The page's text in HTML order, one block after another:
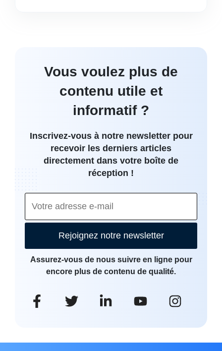
Vous voulez plus de
contenu utile et
informatif ?
Inscrivez-vous à notre newsletter pour
recevoir les derniers articles
directement dans votre boîte de
réception !
Rejoignez notre newsletter
Assurez-vous de nous suivre en ligne pour
encore plus de contenu de qualité.